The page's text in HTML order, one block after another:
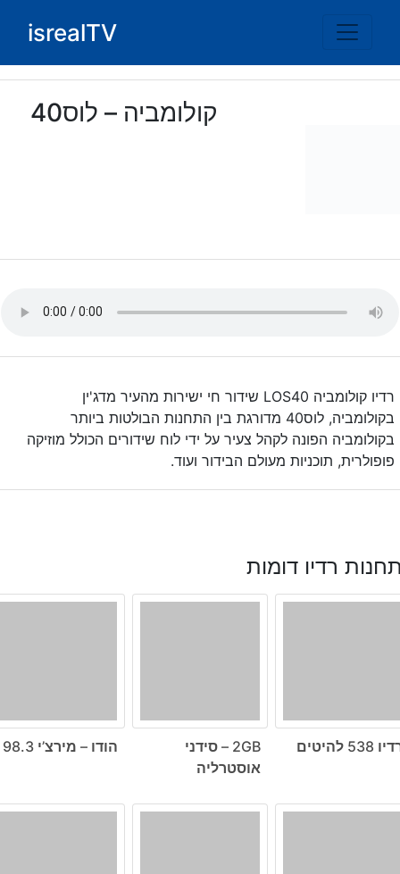
isrealTV
קולומביה – לוס40
רדיו קולומביה LOS40 שידור חי ישירות מהעיר מדג'ין
בקולומביה, לוס40 מדורגת בין התחנות הבולטות ביותר
בקולומביה הפונה לקהל צעיר על ידי לוח שידורים הכולל מוזיקה
פופולרית, תוכניות מעולם הבידור ועוד.
רדיו דומות
538 להיטים
2GB – סידני
אוסטרליה
הודו – מירצ’י 98.3